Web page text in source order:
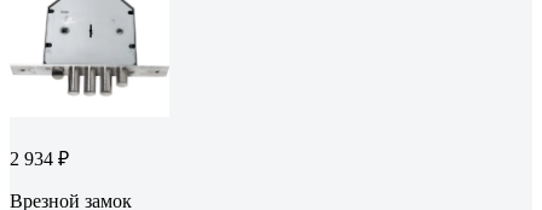
2 934 ₽
Врезной замок